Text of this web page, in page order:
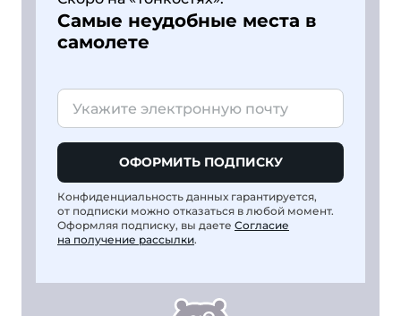
Самые неудобные места в
самолете
ОФОРМИТЬ ПОДПИСКУ
Конфиденциальность данных гарантируется,
от подписки можно отказаться в любой момент.
Оформляя подписку, вы даете Согласие
на получение рассылки.